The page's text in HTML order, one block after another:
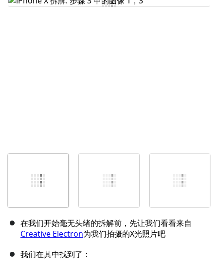
添加评论
在我们开始毫无头绪的拆解前，先让我们看看来自
Creative Electron为我们拍摄的X光照片吧
我们在其中找到了：